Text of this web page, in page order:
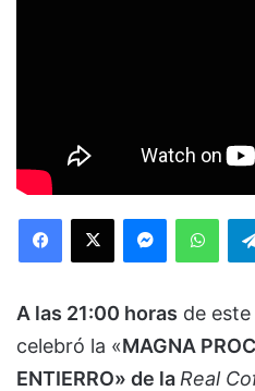
Facebook
X Messenger
A las 21:00 horas de
celebró la «MAGNA
ENTIERRO» de la Real